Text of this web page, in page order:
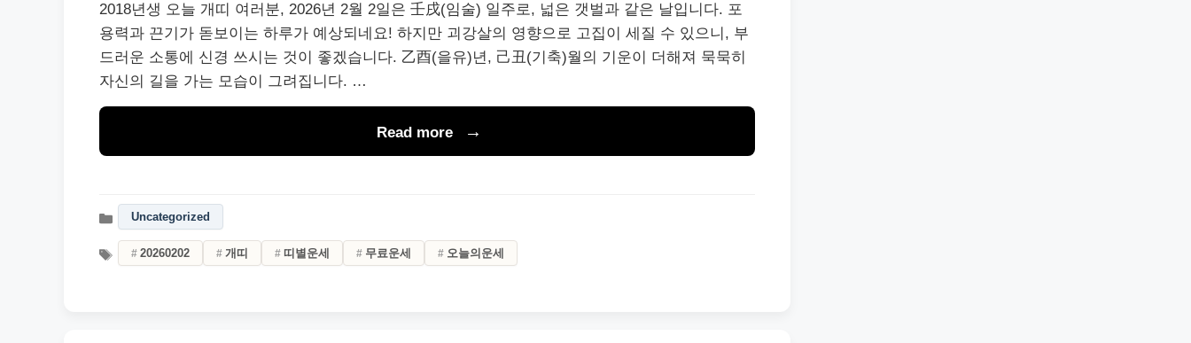
2018년생 오늘 개띠 여러분, 2026년 2월 2일은 壬戌(임술) 일주로, 넓은 갯벌과 같은 날입니다. 포
용력과 끈기가 돋보이는 하루가 예상되네요! 하지만 괴강살의 영향으로 고집이 세질 수 있으니, 부
드러운 소통에 신경 쓰시는 것이 좋겠습니다. 乙酉(을유)년, 己丑(기축)월의 기운이 더해져 묵묵히
자신의 길을 가는 모습이 그려집니다. …
Read more
Uncategorized
20260202 개띠 띠별운세 무료운세 오늘의운세